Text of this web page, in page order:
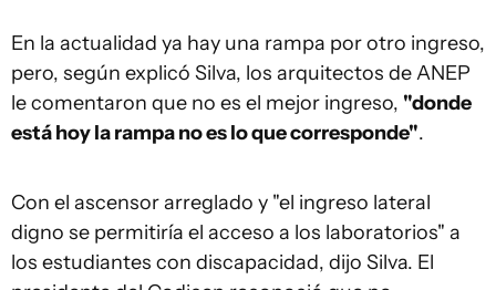
En la actualidad ya hay una rampa por otro ingreso,
pero, según explicó Silva, los arquitectos de ANEP
le comentaron que no es el mejor ingreso, "donde
está hoy la rampa no es lo que corresponde".
Con el ascensor arreglado y "el ingreso lateral
digno se permitiría el acceso a los laboratorios" a
los estudiantes con discapacidad, dijo Silva. El